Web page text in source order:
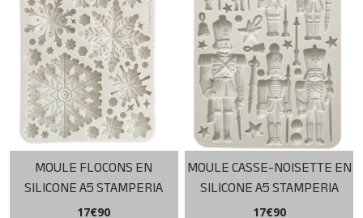
MOULE FLOCONS EN
SILICONE A5 STAMPERIA
17€90
MOULE CASSE-NOISETTE EN
SILICONE A5 STAMPERIA
17€90